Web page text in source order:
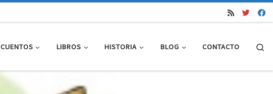
CUENTOS LIBROS HISTORIA BLOG CONTACTO